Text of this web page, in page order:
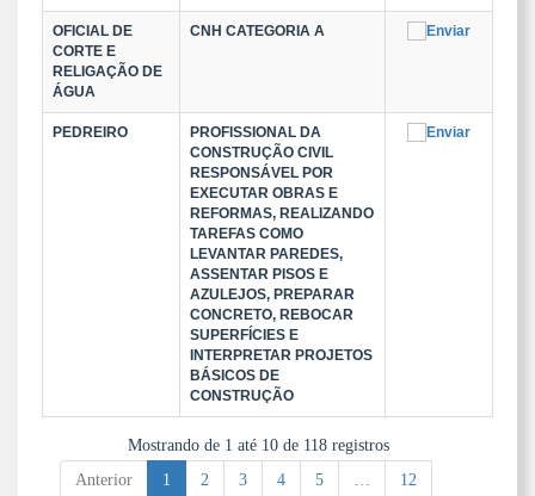
OFICIAL DE
CORTE E
RELIGAÇÃO DE
ÁGUA
CNH CATEGORIA A
PEDREIRO
PROFISSIONAL DA
CONSTRUÇÃO CIVIL
RESPONSÁVEL POR
EXECUTAR OBRAS E
REFORMAS, REALIZANDO
TAREFAS COMO
LEVANTAR PAREDES,
ASSENTAR PISOS E
AZULEJOS, PREPARAR
CONCRETO, REBOCAR
SUPERFÍCIES E
INTERPRETAR PROJETOS
BÁSICOS DE
CONSTRUÇÃO
Mostrando de 1 até 10 de 118 registros
Anterior
1 2 3 4 5 … 12